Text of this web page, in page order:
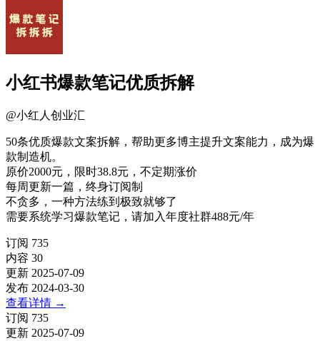
小红书爆款笔记优质拆解
@小红人创业汇
50条优质爆款文案拆解，帮助更多博主提升文案能力，成为爆
款制造机。
原价2000元，限时38.8元，不定期涨价
每周更新一篇，终身订阅制
不贪多，一种方法练到极致就够了
需要系统学习爆款笔记，请加入年度社群488元/年
订阅 735
内容 30
更新 2025-07-09
发布 2024-03-30
查看详情 →
订阅 735
更新 2025-07-09